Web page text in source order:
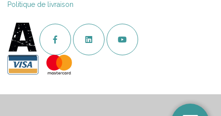
Politique de livraison